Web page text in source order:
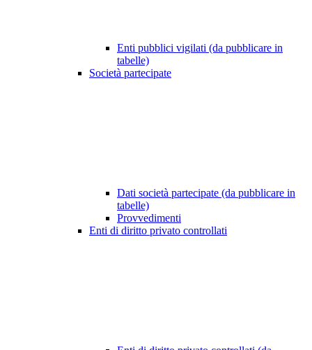
Enti pubblici vigilati (da pubblicare in
tabelle)
Società partecipate
Dati società partecipate (da pubblicare in
tabelle)
Provvedimenti
Enti di diritto privato controllati